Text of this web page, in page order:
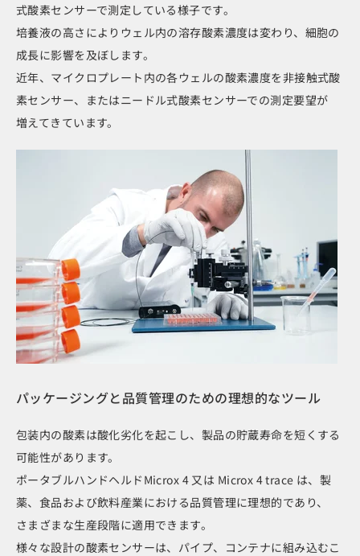
式酸素センサーで測定している様子です。
培養液の高さによりウェル内の溶存酸素濃度は変わり、細胞の
成長に影響を及ぼします。
近年、マイクロプレート内の各ウェルの酸素濃度を非接触式酸
素センサー、またはニードル式酸素センサーでの測定要望が
増えてきています。
パッケージングと品質管理のための理想的なツール
包装内の酸素は酸化劣化を起こし、製品の貯蔵寿命を短くする
可能性があります。
ポータブルハンドヘルドMicrox 4 又は Microx 4 trace は、製
薬、食品および飲料産業における品質管理に理想的であり、
さまざまな生産段階に適用できます。
様々な設計の酸素センサーは、パイプ、コンテナに組み込むこ